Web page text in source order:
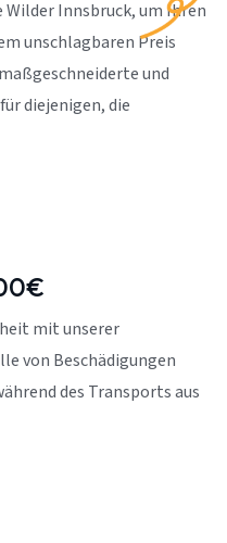
Wilder Innsbruck, um Ihren
unschlagbaren Preis
und
diejenigen, die
mit unserer
von Beschädigungen
des Transports aus